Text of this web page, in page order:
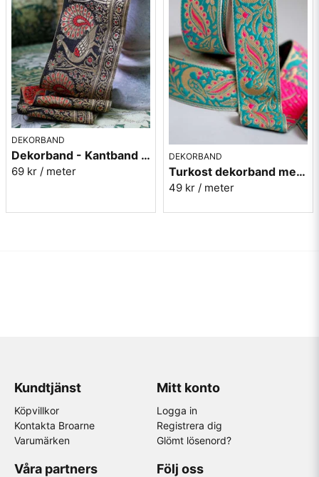
DEKORBAND
Dekorband - Kantband i textil Nr 52
69 kr / meter
DEKORBAND
Turkost dekorband med påfåglar - 3cm
49 kr / meter
Kundtjänst
Köpvillkor
Kontakta Broarne
Varumärken
Mitt konto
Logga in
Registrera dig
Glömt lösenord?
Våra partners Följ oss